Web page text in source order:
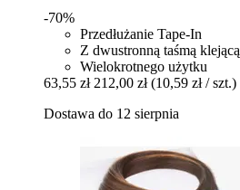
-70%
Przedłużanie Tape-In
Z dwustronną taśmą klejącą
Wielokrotnego użytku
63,55 zł 212,00 zł (10,59 zł / szt.)
Dostawa do 12 sierpnia